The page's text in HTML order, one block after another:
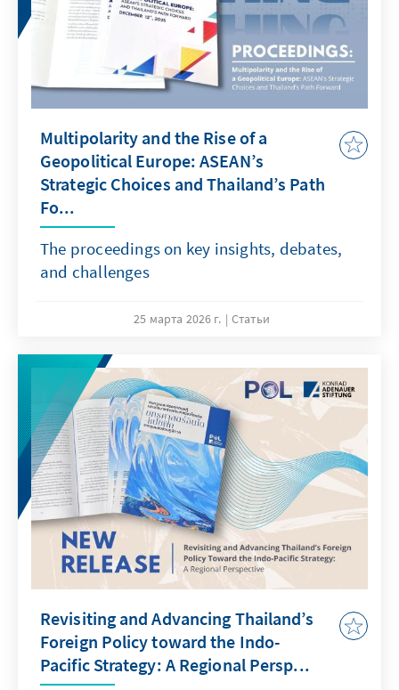
Multipolarity and the Rise of a
Geopolitical Europe: ASEAN’s
Strategic Choices and Thailand’s Path
Fo...
The proceedings on key insights, debates,
and challenges
25 марта 2026 г. Статьи
Revisiting and Advancing Thailand’s
Foreign Policy toward the Indo-
Pacific Strategy: A Regional Persp...